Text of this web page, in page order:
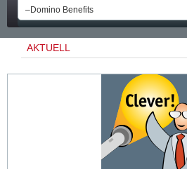
AKTUELL